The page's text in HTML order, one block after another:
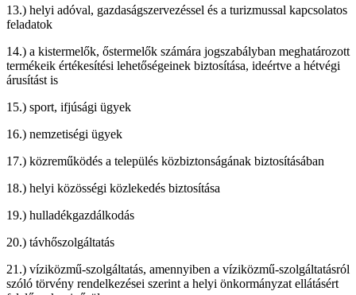
helyi adóval, gazdaságszervezéssel és a turizmussal kapcsolatos
feladatok
a kistermelők, őstermelők számára jogszabályban meghatározott
termékeik értékesítési lehetőségeinek biztosítása, ideértve a hétvégi
árusítást is
sport, ifjúsági ügyek
nemzetiségi ügyek
közreműködés a település közbiztonságának biztosításában
helyi közösségi közlekedés biztosítása
hulladékgazdálkodás
távhőszolgáltatás
víziközmű-szolgáltatás, amennyiben a víziközmű-szolgáltatásról
szóló törvény rendelkezései szerint a helyi önkormányzat ellátásért